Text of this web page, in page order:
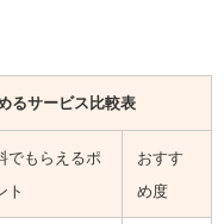
るサービス比較表
でもらえるポ
ト
おすす
め度